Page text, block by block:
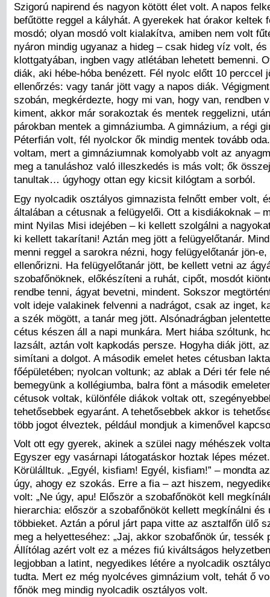
Szigorú napirend és nagyon kötött élet volt. A napos
befűtötte reggel a kályhát. A gyerekek hat órakor keltek
mosdó; olyan mosdó volt kialakítva, amiben nem volt
nyáron mindig ugyanaz a hideg – csak hideg víz volt, és
klottgatyában, ingben vagy atlétában lehetett bemenni.
diák, aki hébe-hóba benézett. Fél nyolc előtt 10 perccel
ellenőrzés: vagy tanár jött vagy a napos diák.
szobán, megkérdezte, hogy mi van, hogy van, rendben
kiment, akkor már sorakoztak és mentek reggelizni,
párokban mentek a gimnáziumba. A gimnázium, a régi
Péterfián volt, fél nyolckor ők mindig mentek tovább
voltam, mert a gimnáziumnak komolyabb volt az
meg a tanuláshoz való illeszkedés is más volt; ők
tanultak… úgyhogy ottan egy kicsit kilógtam a sorból.
Egy nyolcadik osztályos gimnazista felnőtt ember volt,
általában a cétusnak a felügyelői. Ott a kisdiákoknak –
mint Nyilas Misi idejében – ki kellett szolgálni a
ki kellett takarítani! Aztán meg jött a felügyelőtanár.
menni reggel a sarokra nézni, hogy felügyelőtanár jön-
ellenőrizni. Ha felügyelőtanár jött, be kellett vetni az
szobafőnöknek, előkészíteni a ruhát, cipőt, mosdót
rendbe tenni, ágyat bevetni, mindent. Sokszor
volt ideje valakinek felvenni a nadrágot, csak az inget,
a szék mögött, a tanár meg jött. Alsónadrágban
cétus készen áll a napi munkára. Mert hiába szóltunk,
lazsált, aztán volt kapkodás persze. Hogyha diák jött,
simítani a dolgot. A második emelet hetes cétusban
főépületében; nyolcan voltunk; az ablak a Déri tér fele
bemegyünk a kollégiumba, balra fönt a második
cétusok voltak, különféle diákok voltak ott,
tehetősebbek egyaránt. A tehetősebbek akkor is
több jogot élveztek, például mondjuk a kimenővel
Volt ott egy gyerek, akinek a szülei nagy méhészek
Egyszer egy vasárnapi látogatáskor hoztak lépes
Körülálltuk. „Egyél, kisfiam! Egyél, kisfiam!” – mondta
úgy, ahogy ez szokás. Erre a fia – azt hiszem,
volt: „Ne úgy, apu! Először a szobafőnököt kell
hierarchia: először a szobafőnököt kellett megkínálni és
többieket. Aztán a pórul járt papa vitte az asztalfőn ülő
meg a helyetteséhez: „Jaj, akkor szobafőnök úr, tessék
Állítólag azért volt ez a mézes fiú kiváltságos
legjobban a latint, negyedikes létére a nyolcadik
tudta. Mert ez még nyolcéves gimnázium volt, tehát ő
főnök meg mindig nyolcadik osztályos volt.